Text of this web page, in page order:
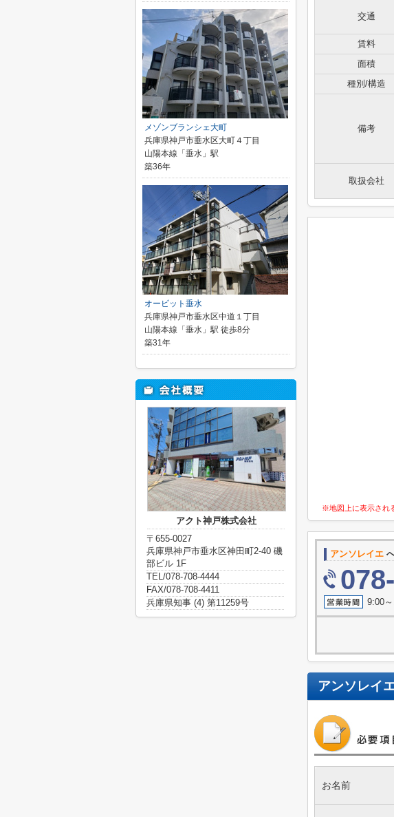
交通
賃料
面積
種別/構造
備考
取扱会社
※地図上に表示され
アンソレイエ
9:00
アンソレイ
お名前
メゾンブランシェ大町
兵庫県神戸市垂水区大町４丁目
山陽本線「垂水」駅
築36年
オービット垂水
兵庫県神戸市垂水区中道１丁目
山陽本線「垂水」駅 徒歩8分
築31年
アクト神戸株式会社
〒655-0027
兵庫県神戸市垂水区神田町2-40 磯
部ビル 1F
TEL/078-708-4444
FAX/078-708-4411
兵庫県知事 (4) 第11259号